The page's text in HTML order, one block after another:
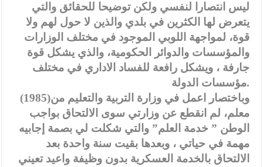
ليس انتصارا لنفسي ولكن توضيحا للحقائق والتي
يتعرض لها الكثرين في بلدي والذين لا حول لهم ولا
قوة، لمواجهة اللوبي الموجود في مختلف الوزارات
والمؤسسات والدوائر الحكومية، والذي يشكل قوة
جارفة ، ويشكل رافعة للفساد الاداري في مختلف
مؤسسات الدولة.
وباختصار اعمل في وزارة التربية والتعليم من(1985)
معلم، لم انقطع عن وزارتي سوى الالتحاق بواجب
الوطن ” خدمة العلم” والتي شكلت لي بصمة إجابيه
مهمة في حياتي ، وبعدها بقيت سنة واحدة بعد
الالتحاق بالخدمة العسكرية بدون وظيفة واعيد تعيني